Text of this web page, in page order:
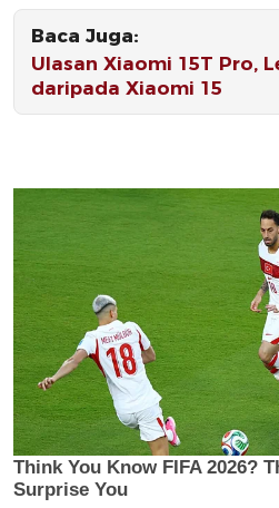
Baca Juga:
Ulasan Xiaomi 15T Pro,
daripada Xiaomi 15